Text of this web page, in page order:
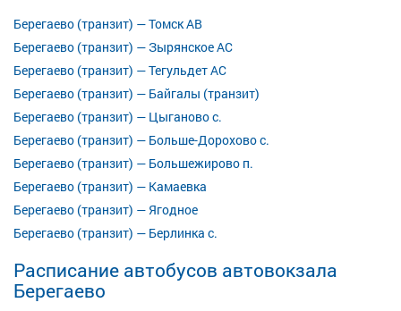
Берегаево (транзит) — Томск АВ
Берегаево (транзит) — Зырянское АС
Берегаево (транзит) — Тегульдет АС
Берегаево (транзит) — Байгалы (транзит)
Берегаево (транзит) — Цыганово с.
Берегаево (транзит) — Больше-Дорохово с.
Берегаево (транзит) — Большежирово п.
Берегаево (транзит) — Камаевка
Берегаево (транзит) — Ягодное
Берегаево (транзит) — Берлинка с.
Расписание автобусов автовокзала
Берегаево